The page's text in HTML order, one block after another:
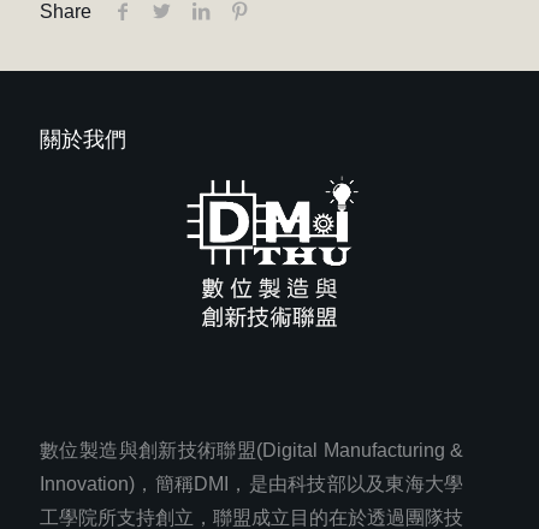
Share
關於我們
數位製造與創新技術聯盟(Digital Manufacturing &
Innovation)，簡稱DMI，是由科技部以及東海大學
工學院所支持創立，聯盟成立目的在於透過團隊技